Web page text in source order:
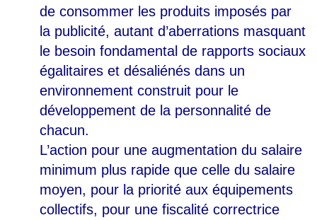
de consommer les produits imposés par
la publicité, autant d’aberrations masquant
le besoin fondamental de rapports sociaux
égalitaires et désaliénés dans un
environnement construit pour le
développement de la personnalité de
chacun.
L’action pour une augmentation du salaire
minimum plus rapide que celle du salaire
moyen, pour la priorité aux équipements
collectifs, pour une fiscalité correctrice